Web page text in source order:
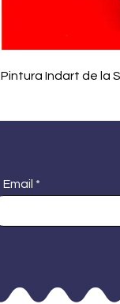
Pintura Indart de la
Email